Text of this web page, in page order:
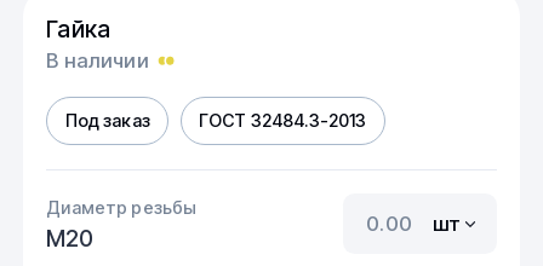
Гайка
В наличии
Под заказ ГОСТ 32484.3-2013
Диаметр резьбы
М20
шт